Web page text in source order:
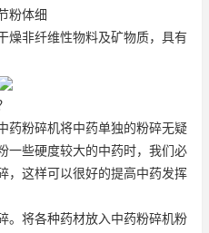
粉体细
燥非纤维性物料及矿物质，具有
药粉碎机将中药单独的粉碎无疑
一些硬度较大的中药时，我们必
，这样可以很好的提高中药发挥
。将各种药材放入中药粉碎机粉